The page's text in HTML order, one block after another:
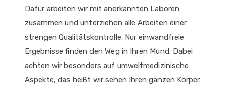
Dafür arbeiten wir mit anerkannten Laboren
zusammen und unterziehen alle Arbeiten einer
strengen Qualitätskontrolle. Nur einwandfreie
Ergebnisse finden den Weg in Ihren Mund. Dabei
achten wir besonders auf umweltmedizinische
Aspekte, das heißt wir sehen Ihren ganzen Körper.